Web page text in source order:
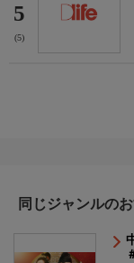
5
(5)
同じジャンルの